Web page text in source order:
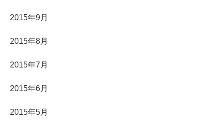
2015年9月
2015年8月
2015年7月
2015年6月
2015年5月